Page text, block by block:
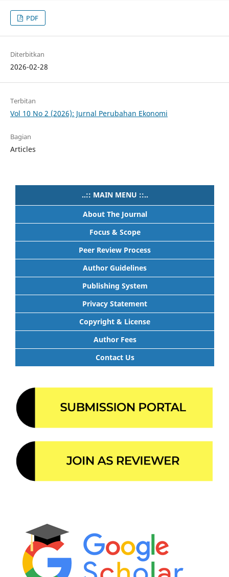
PDF
Diterbitkan
2026-02-28
Terbitan
Vol 10 No 2 (2026): Jurnal Perubahan Ekonomi
Bagian
Articles
..:: MAIN MENU ::..
About The Journal
Focus & Scope
Peer Review Process
Author Guidelines
Publishing System
Privacy Statement
Copyright & License
Author Fees
Contact Us